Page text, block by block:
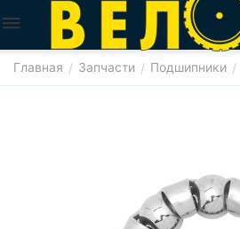
Главная / Запчасти / Подшипники /